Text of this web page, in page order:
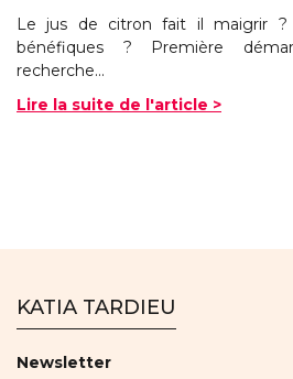
Le jus de citron fait il maigrir ?
bénéfiques ? Première
recherche...
Lire la suite de l'article >
KATIA TARDIEU
Newsletter